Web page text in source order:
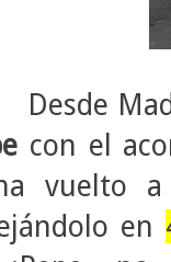
Madrid
con el
vuelto
en